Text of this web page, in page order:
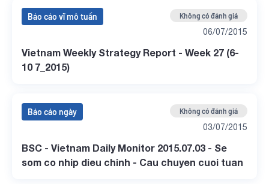
Báo cáo vĩ mô tuần Không có đánh giá
06/07/2015
Vietnam Weekly Strategy Report - Week 27 (6-
10 7_2015)
Báo cáo ngày Không có đánh giá
03/07/2015
BSC - Vietnam Daily Monitor 2015.07.03 - Se
som co nhip dieu chinh - Cau chuyen cuoi tuan